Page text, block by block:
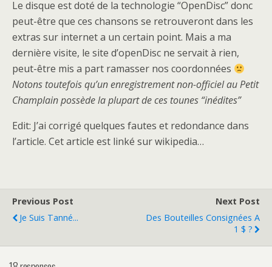
Le disque est doté de la technologie “OpenDisc” donc
peut-être que ces chansons se retrouveront dans les
extras sur internet a un certain point. Mais a ma
dernière visite, le site d’openDisc ne servait à rien,
peut-être mis a part ramasser nos coordonnées
Notons toutefois qu’un enregistrement non-officiel au Petit
Champlain possède la plupart de ces tounes “inédites”
Edit: J’ai corrigé quelques fautes et redondance dans
l’article. Cet article est linké sur wikipedia…
Previous Post
Je Suis Tanné...
Next Post
Des Bouteilles Consignées A
1 $ ?